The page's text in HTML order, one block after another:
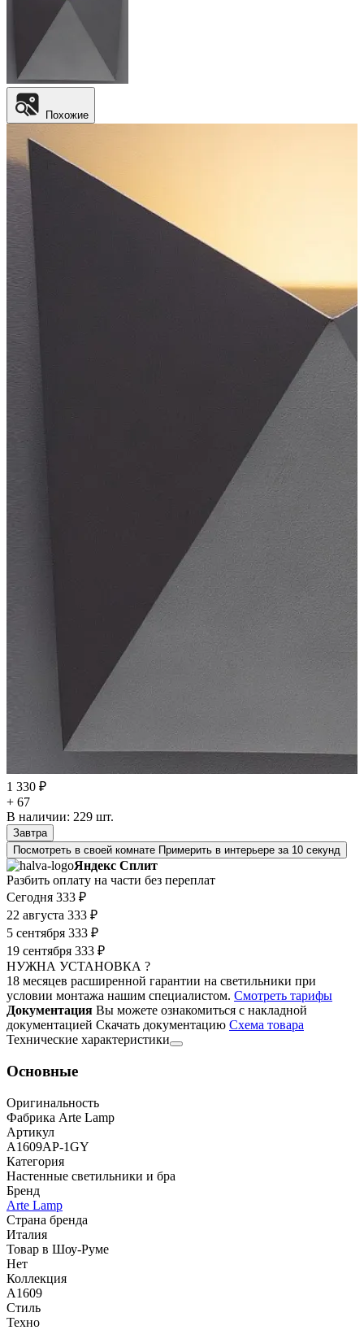
Похожие
1 330 ₽
+ 67
В наличии: 229 шт.
Завтра
Посмотреть в своей комнате Примерить в интерьере за 10 секунд
Яндекс Сплит
Разбить оплату на части без переплат
Сегодня 333 ₽
22 августа 333 ₽
5 сентября 333 ₽
19 сентября 333 ₽
НУЖНА УСТАНОВКА ?
18 месяцев расширенной гарантии на светильники при
условии монтажа нашим специалистом. Смотреть тарифы
Документация Вы можете ознакомиться с накладной
документацией Скачать документацию Cхема товара
Технические характеристики
Основные
Оригинальность
Фабрика Arte Lamp
Артикул
A1609AP-1GY
Категория
Настенные светильники и бра
Бренд
Arte Lamp
Страна бренда
Италия
Товар в Шоу-Руме
Нет
Коллекция
A1609
Стиль
Техно